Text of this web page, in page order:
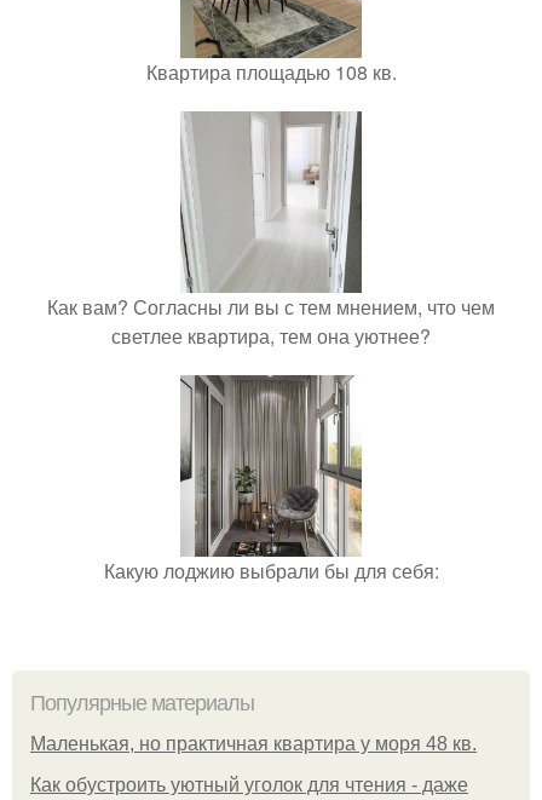
Квартира площадью 108 кв.
Как вам? Согласны ли вы с тем мнением, что чем
светлее квартира, тем она уютнее?
Какую лоджию выбрали бы для себя:
Популярные материалы
Маленькая, но практичная квартира у моря 48 кв.
Как обустроить уютный уголок для чтения - даже